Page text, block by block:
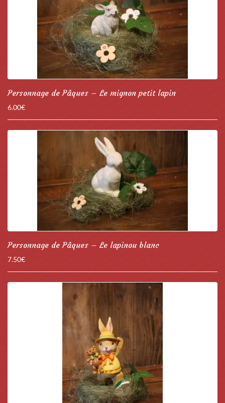
Personnage de Pâques – Le mignon petit lapin
6.00€
Personnage de Pâques – Le lapinou blanc
7.50€